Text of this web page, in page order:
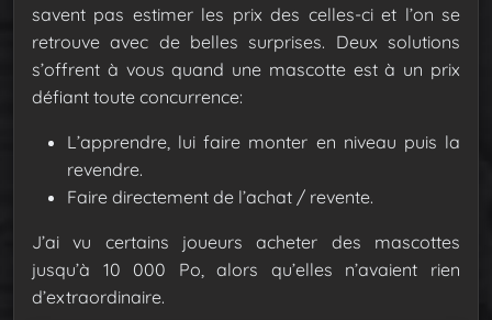
savent pas estimer les prix des celles-ci et l’on se
retrouve avec de belles surprises. Deux solutions
s’offrent à vous quand une mascotte est à un prix
défiant toute concurrence:
L’apprendre, lui faire monter en niveau puis la
revendre.
Faire directement de l’achat / revente.
J’ai vu certains joueurs acheter des mascottes
jusqu’à 10 000 Po, alors qu’elles n’avaient rien
d’extraordinaire.